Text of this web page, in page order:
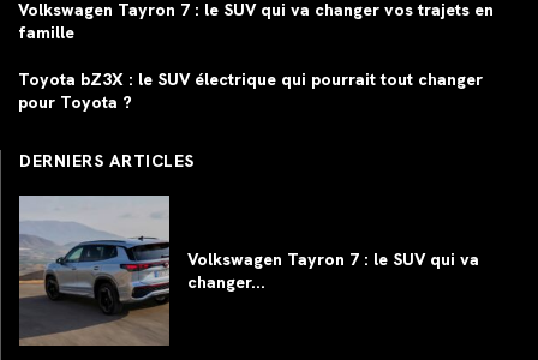
Volkswagen Tayron 7 : le SUV qui va changer vos trajets en
famille
Toyota bZ3X : le SUV électrique qui pourrait tout changer
pour Toyota ?
DERNIERS ARTICLES
Volkswagen Tayron 7 : le SUV qui va
changer...